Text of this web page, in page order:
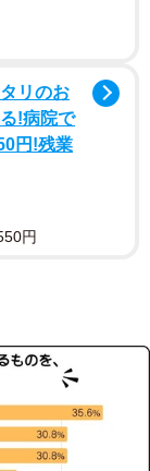
リのお
!病院で
円!残業
円